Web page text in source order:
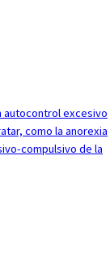
autocontrol excesivo
como la anorexia
compulsivo de la